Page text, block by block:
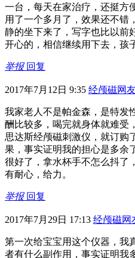
一台，每天在家治疗，还挺方
用了一个多月了，效果还不错
静的坐下来了，写字也比以前
开心的，相信继续用下去，孩
举报 回复
2017年7月12日 9:35 经颅磁网
我家老人不是帕金森，是特发
酬比较多，喝完就身体就难受
思达斯经颅磁刺激仪，就订购
果，事实证明我的担心是多余
很好了，拿水杯手不怎么抖了
有耐心，给力。
举报 回复
2017年7月29日 17:13 经颅磁网
第一次给宝宝用这个仪器，我
者有什么副作用，事实证明我